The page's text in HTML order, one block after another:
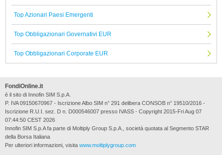
Top Azionari Paesi Emergenti
Top Obbligazionari Governativi EUR
Top Obbligazionari Corporate EUR
FondiOnline.it
è il sito di Innofin SIM S.p.A.
P. IVA 09150670967 - Iscrizione Albo SIM n° 291 delibera CONSOB n° 19510/2016 -
Iscrizione R.U.I. sez. D n. D000546007 presso IVASS - Copyright 2015-Fri Aug 07
07:44:50 CEST 2026
Innofin SIM S.p.A fa parte di Moltiply Group S.p.A., società quotata al Segmento STAR
della Borsa Italiana
Per ulteriori informazioni, visita www.moltiplygroup.com